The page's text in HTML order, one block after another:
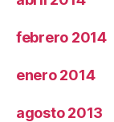
febrero 2014
enero 2014
agosto 2013